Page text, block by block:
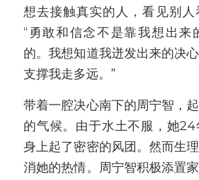
想去接触真实的人，看见别人
“勇敢和信念不是靠我想出来
的。我想知道我迸发出来的决
支撑我走多远。”
带着一腔决心南下的周宁智，
的气候。由于水土不服，她24
身上起了密密的风团。然而生
消她的热情。周宁智积极添置